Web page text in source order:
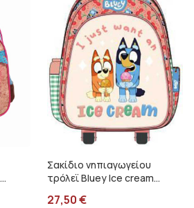
Σακίδιο νηπιαγωγείου
τρόλεϊ Bluey Ice cream
27,50€